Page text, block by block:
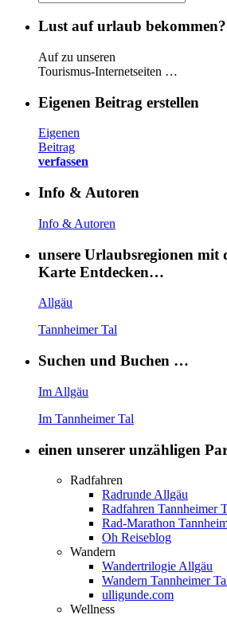
Lust auf urlaub bekommen?
Auf zu unseren
Tourismus-Internetseiten …
Eigenen Beitrag erstellen
Eigenen
Beitrag
verfassen
Info & Autoren
Info & Autoren
unsere Urlaubsregionen mit
Karte Entdecken…
Allgäu
Tannheimer Tal
Suchen und Buchen …
Im Allgäu
Im Tannheimer Tal
einen unserer unzähligen
Radfahren
Radrunde Allgäu
Radfahren Tannheimer
Rad-Marathon
Oh Reiseblog
Wandern
Wandertrilogie Allgäu
Wandern Tannheimer
ulligunde.com
Wellness